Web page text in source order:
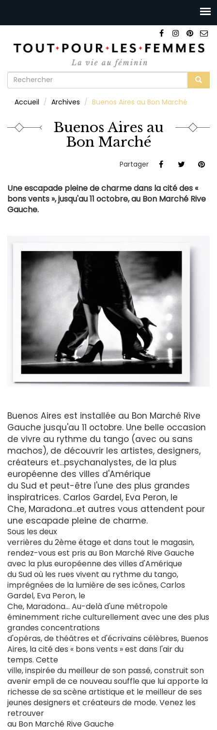
Formulaire
recherche
Accueil Archives Buenos Aires au Bon Marché
Buenos Aires au
Bon Marché
Partager
Une escapade pleine de charme dans la cité des «
bons vents », jusqu'au 11 octobre, au Bon Marché Rive
Gauche.
Buenos Aires est installée au Bon Marché Rive
Gauche jusqu'au 11 octobre. Une belle occasion
de vivre au rythme du tango (avec ou sans
machos), de découvrir les artistes, designers,
créateurs et...psychanalystes, de la plus
européenne des villes d'Amérique
du Sud et peut-être l'une des plus grandes
inspiratrices. Carlos Gardel, Eva Peron, le
Che, Maradona...et autres vous attendent pour
une escapade pleine de charme.
Sous les deux
verrières du 2ème étage et dans tout le magasin,
rendez-vous est pris au Bon Marché Rive Gauche
avec la plus européenne des villes d'Amérique
du Sud où les rues vivent au rythme du tango,
imprégnées de la lumière de ses icônes, Carlos
Gardel, Eva Peron, le
Che, Maradona... Au-delà d'une métropole
éminemment riche culturellement avec une des plus
grandes concentrations
d'opéras, de théâtres et d'écrivains célèbres, Buenos
Aires, la cité des « bons vents » est dans l'air du
temps. Cette
ville, inspirée du meilleur de son passé, construit son
avenir empli de ce nouveau souffle que lui apporte la
richesse de sa scène artistique et le meilleur de ses
jeunes designers et créateurs de mode. Venez les
retrouver
au Bon Marché Rive Gauche